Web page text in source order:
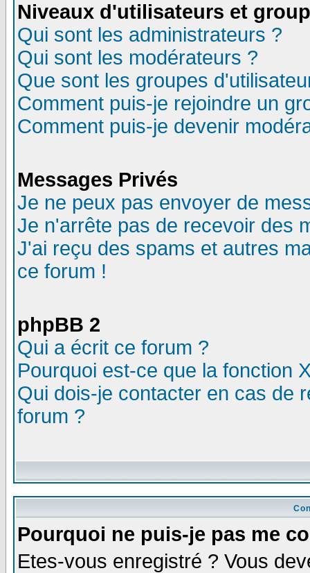
Niveaux d'utilisateurs et
Qui sont les administrateurs ?
Qui sont les modérateurs ?
Que sont les groupes
Comment puis-je rejoindre un
Comment puis-je devenir
Messages Privés
Je ne peux pas envoyer de
Je n'arrête pas de recevoir des
J'ai reçu des spams et autres
ce forum !
phpBB 2
Qui a écrit ce forum ?
Pourquoi est-ce que la fonction
Qui dois-je contacter en cas de
forum ?
Pourquoi ne puis-je pas me
Etes-vous enregistré ? Vous